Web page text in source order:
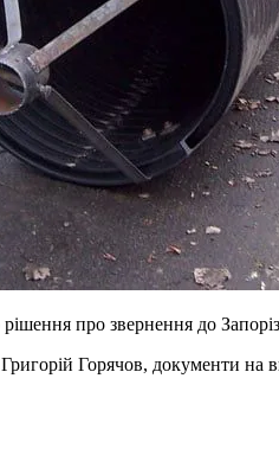
про звернення до
Горячов, документи на